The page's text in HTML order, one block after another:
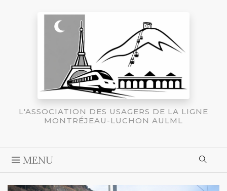
L'ASSOCIATION DES USAGERS DE LA LIGNE
MONTRÉJEAU-LUCHON AULML
MENU